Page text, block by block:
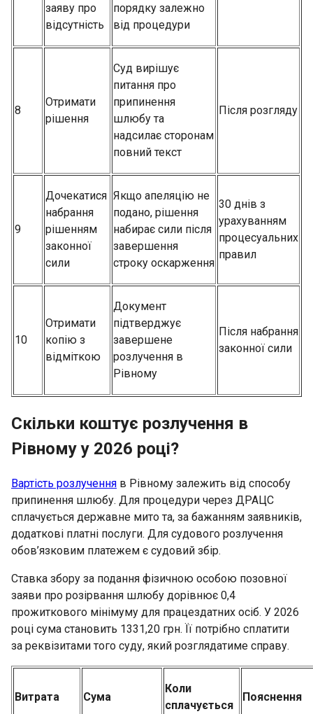
заяву про
відсутність
порядку залежно
від процедури
8
Отримати
рішення
Суд вирішує
питання про
припинення
шлюбу та
надсилає сторонам
повний текст
Після розгляду
9
Дочекатися
набрання
рішенням
законної
сили
Якщо апеляцію не
подано, рішення
набирає сили після
завершення
строку оскарження
30 днів з
урахуванням
процесуальних
правил
10
Отримати
копію з
відміткою
Документ
підтверджує
завершене
розлучення в
Рівному
Після набрання
законної сили
Скільки коштує розлучення в
Рівному у 2026 році?
Вартість розлучення в Рівному залежить від способу
припинення шлюбу. Для процедури через ДРАЦС
сплачується державне мито та, за бажанням заявників,
додаткові платні послуги. Для судового розлучення
обов’язковим платежем є судовий збір.
Ставка збору за подання фізичною особою позовної
заяви про розірвання шлюбу дорівнює 0,4
прожиткового мінімуму для працездатних осіб. У 2026
році сума становить 1331,20 грн. Її потрібно сплатити
за реквізитами того суду, який розглядатиме справу.
Витрата Сума
Коли
сплачується
Пояснення